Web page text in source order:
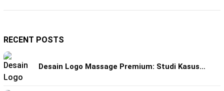
RECENT POSTS
Desain Logo Massage Premium: Studi Kasus…